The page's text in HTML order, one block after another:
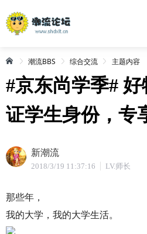
潮流BBS 综合交流 主题内容
#京东尚学季#
证学生身份，专
新潮流
2018/3/19 11:37:16 LV.师长
那些年，
我的大学，我的大学生活。